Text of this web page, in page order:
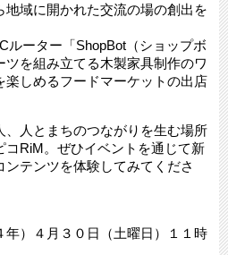
地域に開かれた交流の場の創出を
ルーター「ShopBot（ショップボ
ツを組み立てる木製家具制作のワ
楽しめるフードマーケットの出店
、人とまちのつながりを生む場所
コRiM。ぜひイベントを通じて新
テンツを体験してみてくださ
）４月３０日（土曜日）１１時